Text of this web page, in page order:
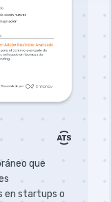
que
en startups o